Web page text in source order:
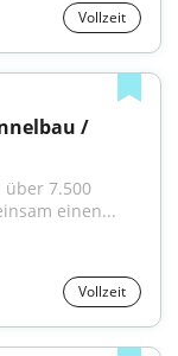
Vollzeit
/
über 7.500
einen...
Vollzeit